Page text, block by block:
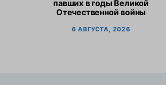
павших в годы Великой
Отечественной войны
6 АВГУСТА, 2026